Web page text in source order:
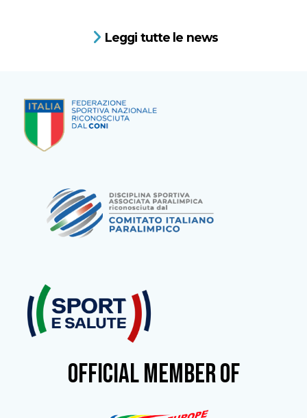
Leggi tutte le news
OFFICIAL MEMBER OF